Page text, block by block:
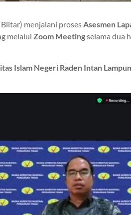
menjalani prosesAsesmen
melalui Zoom Meetingselama dua
Islam Negeri Raden Intan